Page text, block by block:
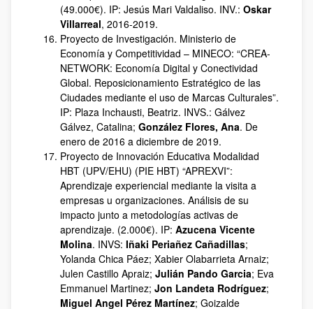
(49.000€). IP: Jesús Mari Valdaliso. INV.: Oskar
Villarreal, 2016-2019.
Proyecto de Investigación. Ministerio de
Economía y Competitividad – MINECO: “CREA-
NETWORK: Economía Digital y Conectividad
Global. Reposicionamiento Estratégico de las
Ciudades mediante el uso de Marcas Culturales”.
IP: Plaza Inchausti, Beatriz. INVS.: Gálvez
Gálvez, Catalina; González Flores, Ana. De
enero de 2016 a diciembre de 2019.
Proyecto de Innovación Educativa Modalidad
HBT (UPV/EHU) (PIE HBT) “APREXVI”:
Aprendizaje experiencial mediante la visita a
empresas u organizaciones. Análisis de su
impacto junto a metodologías activas de
aprendizaje. (2.000€). IP: Azucena Vicente
Molina. INVS: Iñaki Periañez Cañadillas;
Yolanda Chica Páez; Xabier Olabarrieta Arnaiz;
Julen Castillo Apraiz; Julián Pando Garcia; Eva
Emmanuel Martinez; Jon Landeta Rodríguez;
Miguel Angel Pérez Martínez; Goizalde